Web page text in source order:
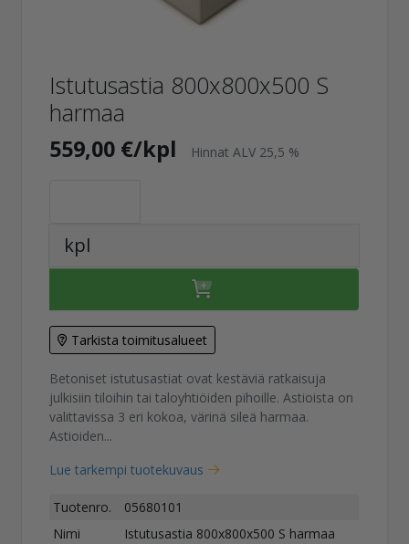
Istutusastia 800x800x500 S
harmaa
559,00 €/kpl Hinnat ALV 25,5 %
kpl
Tarkista toimitusalueet
Betoniset istutusastiat ovat kestäviä ratkaisuja
julkisiin tiloihin tai taloyhtiöiden pihoille. Astioista on
valittavissa 3 eri kokoa, värinä sileä harmaa.
Astioiden...
Lue tarkempi tuotekuvaus
Tuotenro.
05680101
Nimi
Istutusastia 800x800x500 S harmaa